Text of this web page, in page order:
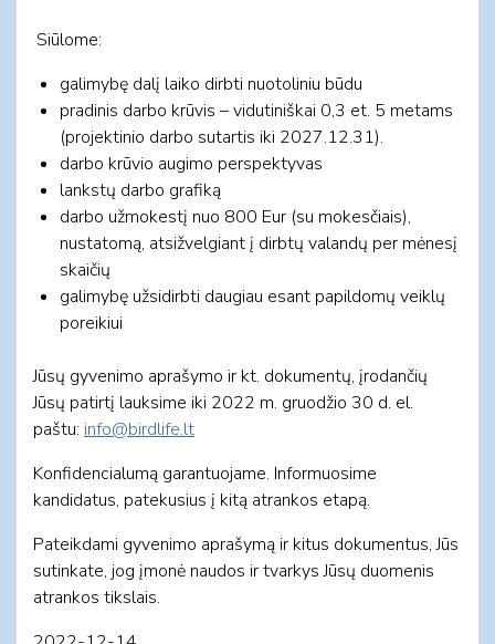
Siūlome:
galimybę dalį laiko dirbti nuotoliniu būdu
pradinis darbo krūvis – vidutiniškai 0,3 et. 5 metams
(projektinio darbo sutartis iki 2027.12.31).
darbo krūvio augimo perspektyvas
lankstų darbo grafiką
darbo užmokestį nuo 800 Eur (su mokesčiais),
nustatomą, atsižvelgiant į dirbtų valandų per mėnesį
skaičių
galimybę užsidirbti daugiau esant papildomų veiklų
poreikiui
Jūsų gyvenimo aprašymo ir kt. dokumentų, įrodančių
Jūsų patirtį lauksime iki 2022 m. gruodžio 30 d. el.
paštu: info@birdlife.lt
Konfidencialumą garantuojame. Informuosime
kandidatus, patekusius į kitą atrankos etapą.
Pateikdami gyvenimo aprašymą ir kitus dokumentus, Jūs
sutinkate, jog įmonė naudos ir tvarkys Jūsų duomenis
atrankos tikslais.